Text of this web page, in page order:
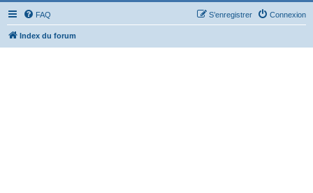
FAQ Connexion
S’enregistrer
Index du forum